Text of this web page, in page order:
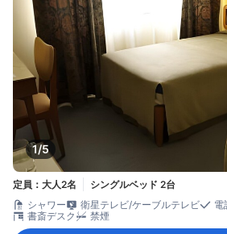
1/5
定員：大人2名
シングルベッド 2台
シャワー
衛星テレビ/ケーブルテレビ 電
書斎デスク
禁煙